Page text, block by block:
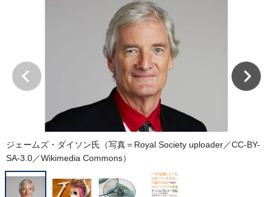
ジェームズ・ダイソン氏（写真＝Royal Society uploader／CC-BY-
SA-3.0／Wikimedia Commons）